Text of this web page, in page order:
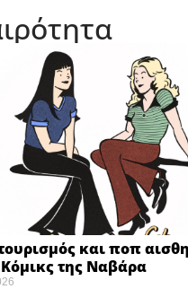
και ποπ
της Ναβάρα